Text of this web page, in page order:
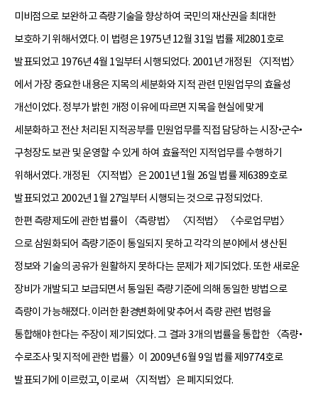
미비점으로 보완하고 측량기술을 향상하여 국민의 재산권을 최대한
보호하기 위해서였다. 이 법령은 1975년 12월 31일 법률 제2801호로
발표되었고 1976년 4월 1일부터 시행되었다. 2001년 개정된 〈지적법〉
에서 가장 중요한 내용은 지목의 세분화와 지적 관련 민원업무의 효율성
개선이었다. 정부가 밝힌 개정 이유에 따르면 지목을 현실에 맞게
세분화하고 전산 처리된 지적공부를 민원업무를 직접 담당하는 시장•군수•
구청장도 보관 및 운영할 수 있게 하여 효율적인 지적업무를 수행하기
위해서였다. 개정된 〈지적법〉은 2001년 1월 26일 법률 제6389호로
발표되었고 2002년 1월 27일부터 시행되는 것으로 규정되었다.
한편 측량제도에 관한 법률이 〈측량법〉 〈지적법〉 〈수로업무법〉
으로 삼원화되어 측량기준이 통일되지 못하고 각각의 분야에서 생산된
정보와 기술의 공유가 원활하지 못하다는 문제가 제기되었다. 또한 새로운
장비가 개발되고 보급되면서 통일된 측량기준에 의해 동일한 방법으로
측량이 가능해졌다. 이러한 환경변화에 맞추어서 측량 관련 법령을
통합해야 한다는 주장이 제기되었다. 그 결과 3개의 법률을 통합한 〈측량•
수로조사 및 지적에 관한 법률〉이 2009년 6월 9일 법률 제9774호로
발표되기에 이르렀고, 이로써 〈지적법〉은 폐지되었다.